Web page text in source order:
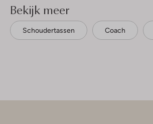
Bekijk meer
Schoudertassen Coach